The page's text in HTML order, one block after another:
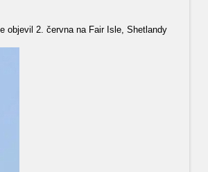
objevil 2. června na Fair Isle, Shetlandy